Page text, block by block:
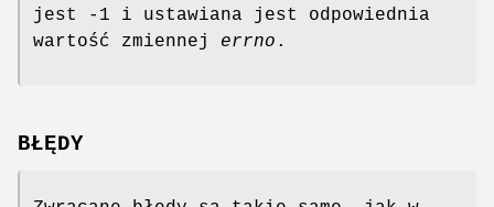
jest -1 i ustawiana jest odpowiednia
wartość zmiennej errno .
BŁĘDY